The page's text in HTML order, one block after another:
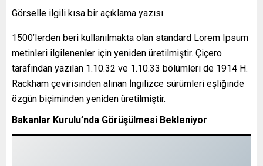
Görselle ilgili kısa bir açıklama yazısı
1500’lerden beri kullanılmakta olan standard Lorem Ipsum
metinleri ilgilenenler için yeniden üretilmiştir. Çiçero
tarafından yazılan 1.10.32 ve 1.10.33 bölümleri de 1914 H.
Rackham çevirisinden alınan İngilizce sürümleri eşliğinde
özgün biçiminden yeniden üretilmiştir.
Bakanlar Kurulu’nda Görüşülmesi Bekleniyor